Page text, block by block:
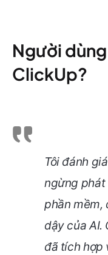
Người
ClickUp?
Tôi đánh
ngừng phát
phần mềm,
dậy của AI.
đã tích hợp